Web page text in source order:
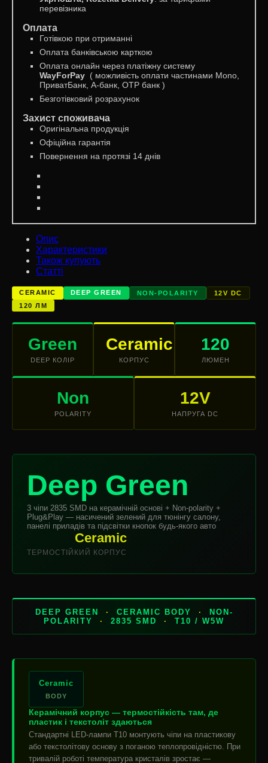
перевізника
Оплата
Готівкою при отриманні
Оплата банківською карткою
Оплата онлайн через платіжну систему
WayForPay ( можливість оплати частинами Mono,
ПриватБанк, А-банк, OTP банк )
Безготівковий розрахунок
Захист споживача
Оригінальна продукція
Офіційна гарантія
Повернення на протязі 14 днів
Опис
Характеристики
Також купують
Статті
CERAMIC DEEP GREEN NON-POLARITY
12V DC
120 ЛМ
Green
DEEP КОЛІР
Ceramic
КОРПУС
120
ЛЮМЕН
Non
POLARITY
12V
НАПРУГА DC
Deep Green
3 чіпи 2835 SMD на керамічній основі + Non-polarity +
Plug&Play — насичений зелений для тюнінгу салону,
панелі приладів та підсвітки кнопок будь-якого авто
Ceramic
ТЕРМОСТІЙКИЙ КОРПУС
DEEP GREEN · CERAMIC BODY ·
NON-
POLARITY · 2835 SMD · T10 / W5W
Ceramic
BODY
Керамічний корпус — термостійкість там, де
пластик і текстоліт здаються
Стандартні LED-лампи T10 монтують чіпи на пластикову
або текстолітову основу з поганою теплопровідністю. При
тривалій роботі температура кристалів зростає —